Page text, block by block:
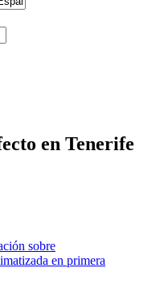
en Tenerife
sobre
en primera